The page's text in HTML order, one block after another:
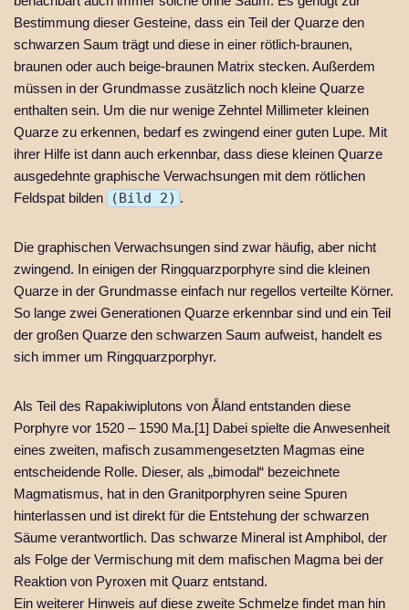
Bestimmung dieser Gesteine, dass ein Teil der Quarze den
schwarzen Saum trägt und diese in einer rötlich-braunen,
braunen oder auch beige-braunen Matrix stecken. Außerdem
müssen in der Grundmasse zusätzlich noch kleine Quarze
enthalten sein. Um die nur wenige Zehntel Millimeter kleinen
Quarze zu erkennen, bedarf es zwingend einer guten Lupe. Mit
ihrer Hilfe ist dann auch erkennbar, dass diese kleinen Quarze
ausgedehnte graphische Verwachsungen mit dem rötlichen
Feldspat bilden
(Bild 2) .
Die graphischen Verwachsungen sind zwar häufig, aber nicht
zwingend. In einigen der Ringquarzporphyre sind die kleinen
Quarze in der Grundmasse einfach nur regellos verteilte Körner.
So lange zwei Generationen Quarze erkennbar sind und ein Teil
der großen Quarze den schwarzen Saum aufweist, handelt es
sich immer um Ringquarzporphyr.
Als Teil des Rapakiwiplutons von Åland entstanden diese
Porphyre vor 1520 – 1590 Ma.[1] Dabei spielte die Anwesenheit
eines zweiten, mafisch zusammengesetzten Magmas eine
entscheidende Rolle. Dieser, als „bimodal“ bezeichnete
Magmatismus, hat in den Granitporphyren seine Spuren
hinterlassen und ist direkt für die Entstehung der schwarzen
Säume verantwortlich. Das schwarze Mineral ist Amphibol, der
als Folge der Vermischung mit dem mafischen Magma bei der
Reaktion von Pyroxen mit Quarz entstand.
Ein weiterer Hinweis auf diese zweite Schmelze findet man hin